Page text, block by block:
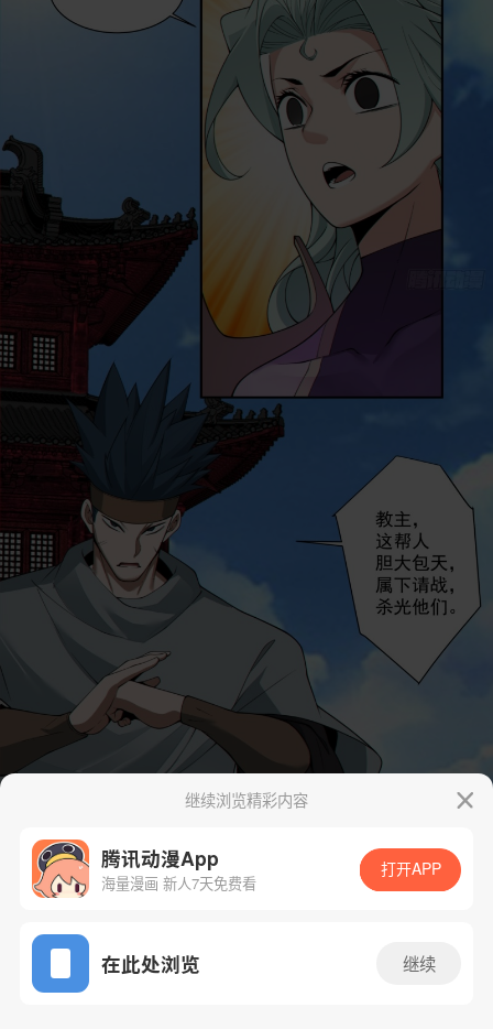
App免费看
继续浏览精彩内容
腾讯动漫App
海量漫画 新人7天免费看
打开APP
在此处浏览 继续